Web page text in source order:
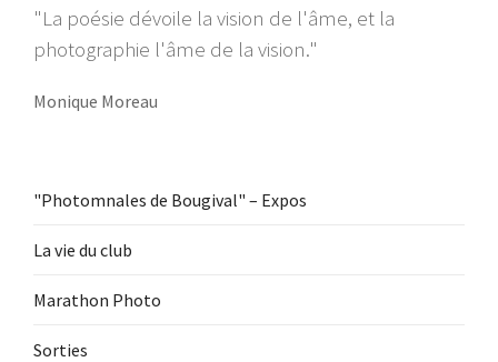
"La poésie dévoile la vision de l'âme, et la
photographie l'âme de la vision."
Monique Moreau
"Photomnales de Bougival" – Expos
La vie du club
Marathon Photo
Sorties